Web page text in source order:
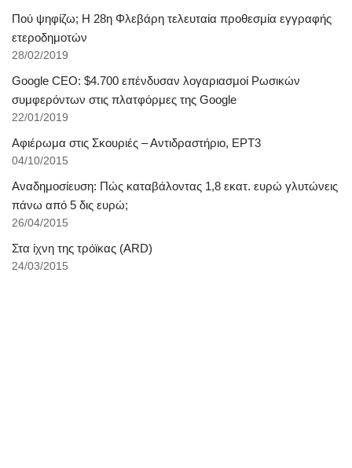
Πού ψηφίζω; Η 28η Φλεβάρη τελευταία προθεσμία εγγραφής
ετεροδημοτών
28/02/2019
Google CEO: $4.700 επένδυσαν λογαριασμοί Ρωσικών
συμφερόντων στις πλατφόρμες της Google
22/01/2019
Αφιέρωμα στις Σκουριές – Αντιδραστήριο, ΕΡΤ3
04/10/2015
Αναδημοσίευση: Πώς καταβάλοντας 1,8 εκατ. ευρώ γλυτώνεις
πάνω από 5 δις ευρώ;
26/04/2015
Στα ίχνη της τρόϊκας (ARD)
24/03/2015